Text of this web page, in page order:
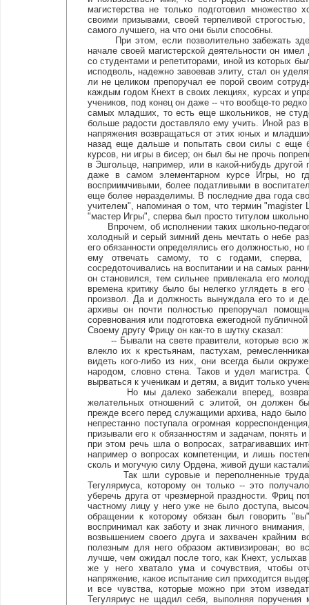
магистерства не только подготовил
своими призывами, своей терпеливой
самого лучшего, на что они были способны.
При этом, если позволительно забежать
начале своей магистерской деятельности он
со студентами и репетиторами, иной из которых
исподволь, надежно завоевав элиту, стал он
ли не целиком препоручал ее порой своим
каждым годом Кнехт в своих лекциях, курсах и
учеников, под конец он даже -- что вообще-то
самых младших, то есть еще школьников, не
больше радости доставляло ему учить. Иной раз
напряжения возвращаться от этих юных и
назад еще дальше и попытать свои силы с еще
курсов, ни игры в бисер; он был бы не прочь
в Эшгольце, например, или в какой-нибудь
даже в самом элементарном курсе Игры, но
восприимчивыми, более податливыми в
еще более неразделимы. В последние два года
учителем", напоминая о том, что термин "magister
"мастер Игры", сперва был просто титулом
Впрочем, об исполнении таких школьно-
холодный и серый зимний день мечтать о небе
его обязанности определялись его должностью,
ему отвечать самому, то с годами, сперва,
сосредоточивались на воспитании и на самых
он становился, тем сильнее привлекала его
времена критику было бы нелегко углядеть в
произвол. Да и должность вынуждала его то и
архивы он почти полностью препоручал
соревнования или подготовка ежегодной
Своему другу Фрицу он как-то в шутку сказал:
-- Бывали на свете правители, которые всю
влекло их к крестьянам, пастухам,
видеть кого-либо из них, они всегда были
народом, словно стена. Таков и удел
вырваться к ученикам и детям, а видит только
Но мы далеко забежали вперед,
желательных отношений с элитой, он должен
прежде всего перед служащими архива, надо было
непрестанно поступала огромная
призывали его к обязанностям и задачам, понять
при этом речь шла о вопросах, затрагивавших
например о вопросах компетенции, и лишь
сколь и могучую силу Ордена, живой души
Так шли суровые и переполненные
Тегуляриуса, которому он только -- это
уберечь друга от чрезмерной праздности. Фриц
частному лицу у него уже не было доступа,
обращении к которому обязан был говорить
воспринимал как заботу и знак личного
возвышением своего друга и захвачен крайним
полезным для него образом активизирован; во
лучше, чем ожидал после того, как Кнехт,
же у него хватало ума и сочувствия, чтобы
напряжение, какое испытание сил приходится
и все чувства, которые можно при этом
Тегуляриус не щадил себя, выполняя поручения